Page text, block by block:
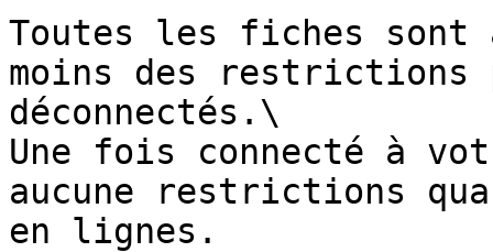
Toutes les fiches sont
moins des
déconnectés.\
Une fois connecté à
aucune restrictions
en lignes.